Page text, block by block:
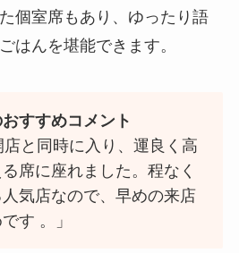
個室席もあり、ゆったり語
はんを堪能できます。
すすめコメント
店と同時に入り、運良く高
席に座れました。程なく
気店なので、早めの来店
す 。」